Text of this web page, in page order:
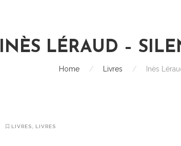
INÈS LÉRAUD –
Home / Livres / Inès
LIVRES LIVRES